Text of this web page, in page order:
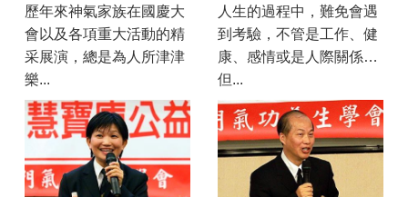
歷年來神氣家族在國慶大
會以及各項重大活動的精
采展演，總是為人所津津
樂...
人生的過程中，難免會遇
到考驗，不管是工作、健
康、感情或是人際關係…
但...